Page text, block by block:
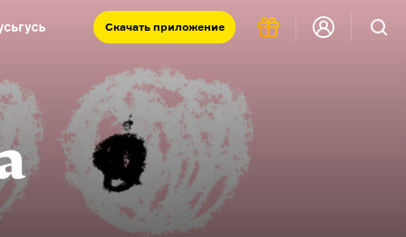
Скачать приложение
Запад и Восток: история культур
такое античность